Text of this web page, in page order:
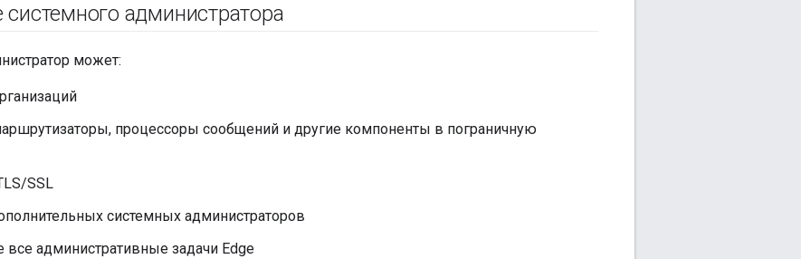
администратора
может:
процессоры сообщений и другие компоненты в пограничную
SSL
системных администраторов
все административные задачи Edge